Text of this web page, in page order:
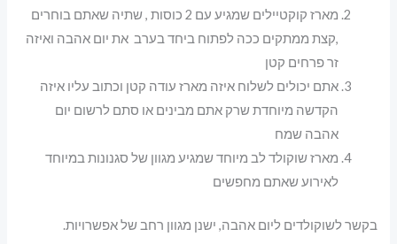
מארז קוקטיילים שמגיע עם 2 כוסות , שתיה שאתם בוחרים
,קצת ממתקים ככה לפתוח ביחד בערב את יום אהבה ואיזה
זר פרחים קטן
אתם יכולים לשלוח איזה מארז עודה קטן וכתוב עליו איזה
הקדשה מיוחדת שרק אתם מבינים או סתם לרשום יום
אהבה שמח
מארז שוקולד לב מיוחד שמגיע מגוון של סגנונות במיוחד
לאירוע שאתם מחפשים
בקשר לשוקולדים ליום אהבה, ישנן מגוון רחב של אפשרויות.